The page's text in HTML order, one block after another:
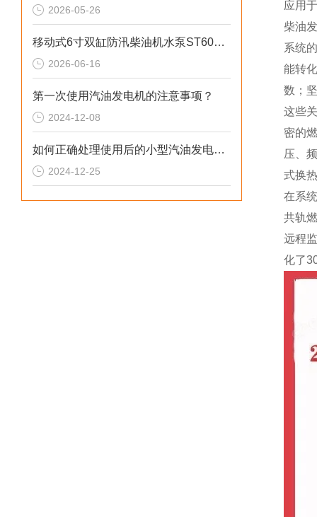
2026-05-26
移动式6寸双缸防汛柴油机水泵ST60SD产品介绍
2026-06-16
第一次使用汽油发电机的注意事项？
2024-12-08
如何正确处理使用后的小型汽油发电机？
2024-12-25
应用
柴油
系统
能转
数；
这些
密的
压、
式换
在系
共轨
远程
化了